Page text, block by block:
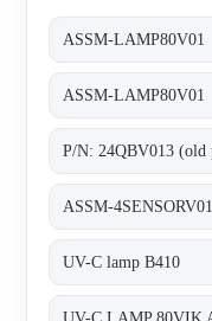
ASSM-LAMP80V01
ASSM-LAMP80V01
ASSM-4SENSORV01
UV-C lamp B410